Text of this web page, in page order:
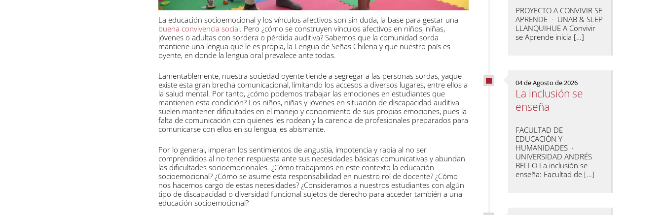
La educación socioemocional y los vínculos afectivos son sin duda, la base para gestar una
buena convivencia social. Pero ¿cómo se construyen vínculos afectivos en niños, niñas,
jóvenes o adultas con sordera o pérdida auditiva? Sabemos que la comunidad sorda
mantiene una lengua que le es propia, la Lengua de Señas Chilena y que nuestro país es
oyente, en donde la lengua oral prevalece ante todas.
Lamentablemente, nuestra sociedad oyente tiende a segregar a las personas sordas, yaque
existe esta gran brecha comunicacional, limitando los accesos a diversos lugares, entre ellos a
la salud mental. Por tanto, ¿cómo podemos trabajar las emociones en estudiantes que
mantienen esta condición? Los niños, niñas y jóvenes en situación de discapacidad auditiva
suelen mantener dificultades en el manejo y conocimiento de sus propias emociones, pues la
falta de comunicación con quienes les rodean y la carencia de profesionales preparados para
comunicarse con ellos en su lengua, es abismante.
Por lo general, imperan los sentimientos de angustia, impotencia y rabia al no ser
comprendidos al no tener respuesta ante sus necesidades básicas comunicativas y abundan
las dificultades socioemocionales. ¿Cómo trabajamos en este contexto la educación
socioemocional? ¿Cómo se asume esta responsabilidad en nuestro rol de docente? ¿Cómo
nos hacemos cargo de estas necesidades? ¿Consideramos a nuestros estudiantes con algún
tipo de discapacidad o diversidad funcional sujetos de derecho para acceder también a una
educación socioemocional?
PROYECTO A CONVIVIR SE
APRENDE · UNAB & SLEP
LLANQUIHUE A Convivir
se Aprende inicia […]
04 de Agosto de 2026
La inclusión se
enseña
FACULTAD DE
EDUCACIÓN Y
HUMANIDADES ·
UNIVERSIDAD ANDRÉS
BELLO La inclusión se
enseña: Facultad de […]